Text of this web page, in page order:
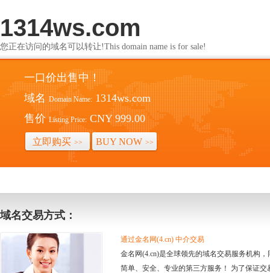
1314ws.com
您正在访问的域名可以转让!This domain name is for sale!
一口价出售中！
域名 Domain Name: 1314ws.com
售价 Listing Price: CNY 999.00
立即购买 >> BUY NOW >>
域名交易方式：
通过金名网(4.cn) 中介交易
金名网(4.cn)是全球领先的域名交易服务机构
简单、安全、专业的第三方服务！ 为了保证